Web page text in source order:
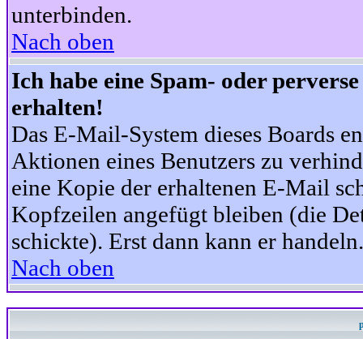
unterbinden.
Nach oben
Ich habe eine Spam- oder
erhalten!
Das E-Mail-System dieses Boards
Aktionen eines Benutzers zu
eine Kopie der erhaltenen E-Mail
Kopfzeilen angefügt bleiben (die
schickte). Erst dann kann er handeln.
Nach oben